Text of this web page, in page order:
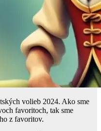
volieb 2024. Ako sme
favoritoch, tak sme
z favoritov.